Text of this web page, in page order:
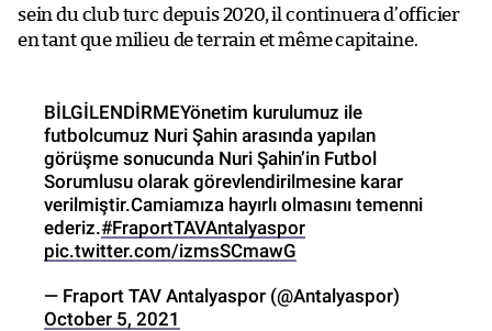
sein du club turc depuis 2020, il continuera d’officier
en tant que milieu de terrain et même capitaine.
BİLGİLENDİRMEYönetim kurulumuz ile
futbolcumuz Nuri Şahin arasında yapılan
görüşme sonucunda Nuri Şahin’in Futbol
Sorumlusu olarak görevlendirilmesine karar
verilmiştir.Camiamıza hayırlı olmasını temenni
ederiz.#FraportTAVAntalyaspor
pic.twitter.com/izmsSCmawG
— Fraport TAV Antalyaspor (@Antalyaspor)
October 5, 2021